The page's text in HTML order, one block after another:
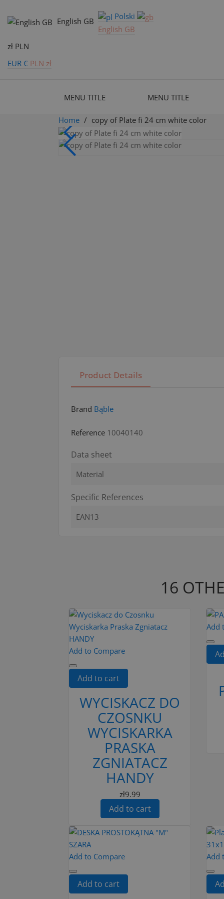
English GB
Polski
English GB
zł PLN
EUR € PLN zł
MENU TITLE MENU TITLE
Home
copy of Plate fi 24 cm white color
Product Details
Brand Bąble
Reference 10040140
Data sheet
Material
Specific References
EAN13
16
Add to Compare
Add to cart
WYCISKACZ DO
CZOSNKU
WYCISKARKA
PRASKA
ZGNIATACZ
HANDY
zł9.99
Add to cart
Add
Add to Compare
Add to cart
Add